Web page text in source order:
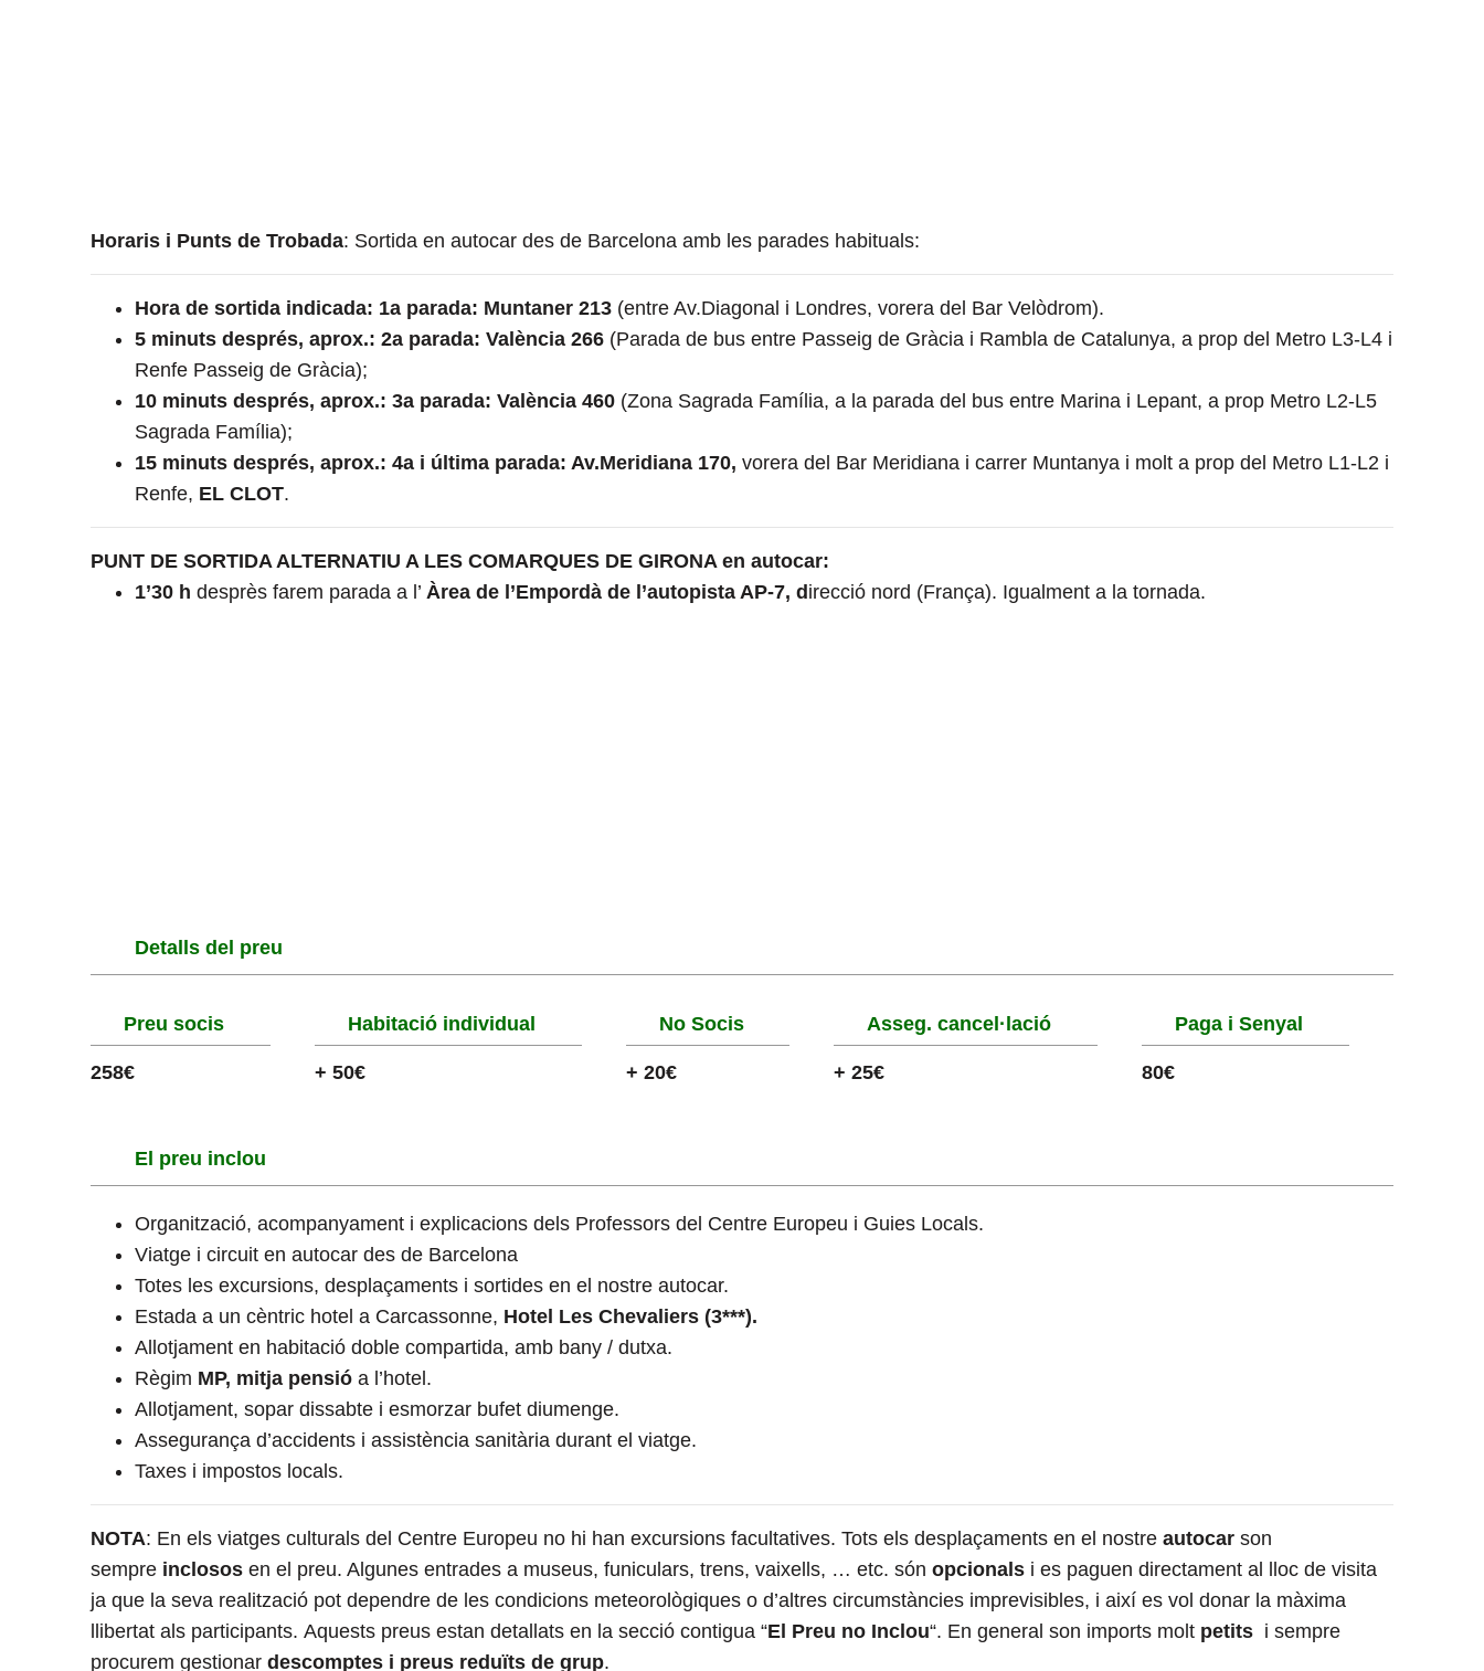
Horaris i Punts de Trobada: Sortida en autocar des de Barcelona amb les parades habituals:
Hora de sortida indicada: 1a parada: Muntaner 213 (entre Av.Diagonal i Londres, vorera del Bar Velòdrom).
5 minuts després, aprox.: 2a parada: València 266 (Parada de bus entre Passeig de Gràcia i Rambla de Catalunya, a prop del Metro L3-L4 i
Renfe Passeig de Gràcia);
10 minuts després, aprox.: 3a parada: València 460 (Zona Sagrada Família, a la parada del bus entre Marina i Lepant, a prop Metro L2-L5
Sagrada Família);
15 minuts després, aprox.: 4a i última parada: Av.Meridiana 170, vorera del Bar Meridiana i carrer Muntanya i molt a prop del Metro L1-L2 i
Renfe, EL CLOT.
PUNT DE SORTIDA ALTERNATIU A LES COMARQUES DE GIRONA en autocar:
1’30 h desprès farem parada a l’ Àrea de l’Empordà de l’autopista AP-7, d irecció nord (França). Igualment a la tornada.
Detalls del preu
Preu socis
258€
Habitació individual
+ 50€
No Socis
+ 20€
Asseg. cancel·lació
+ 25€
Paga i Senyal
80€
El preu inclou
Organització, acompanyament i explicacions dels Professors del Centre Europeu i Guies Locals.
Viatge i circuit en autocar des de Barcelona
Totes les excursions, desplaçaments i sortides en el nostre autocar.
Estada a un cèntric hotel a Carcassonne, Hotel Les Chevaliers (3***).
Allotjament en habitació doble compartida, amb bany / dutxa.
Règim MP, mitja pensió a l’hotel.
Allotjament, sopar dissabte i esmorzar bufet diumenge.
Assegurança d’accidents i assistència sanitària durant el viatge.
Taxes i impostos locals.
NOTA: En els viatges culturals del Centre Europeu no hi han excursions facultatives. Tots els desplaçaments en el nostre autocar son
sempre inclosos en el preu. Algunes entrades a museus, funiculars, trens, vaixells, … etc. són opcionals i es paguen directament al lloc de visita
ja que la seva realització pot dependre de les condicions meteorològiques o d’altres circumstàncies imprevisibles, i així es vol donar la màxima
llibertat als participants. Aquests preus estan detallats en la secció contigua “El Preu no Inclou“. En general son imports molt petits i sempre
procurem gestionar descomptes i preus reduïts de grup.